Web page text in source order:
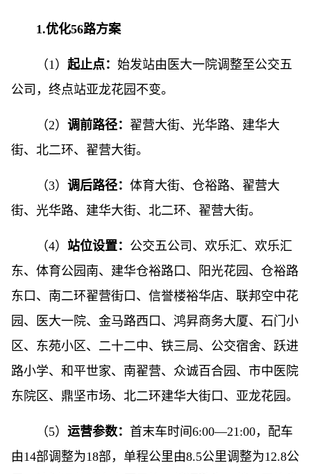
1.优化56路方案
（1） 起止点： 始发站由医大一院调整至公交五
公司，终点站亚龙花园不变。
（2） 调前路径： 翟营大街、光华路、建华大
街、北二环、翟营大街。
（3） 调后路径： 体育大街、仓裕路、翟营大
街、光华路、建华大街、北二环、翟营大街。
（4） 站位设置： 公交五公司、欢乐汇、欢乐汇
东、体育公园南、建华仓裕路口、阳光花园、仓裕路
东口、南二环翟营街口、信誉楼裕华店、联邦空中花
园、医大一院、金马路西口、鸿昇商务大厦、石门小
区、东苑小区、二十二中、铁三局、公交宿舍、跃进
路小学、和平世家、南翟营、众诚百合园、市中医院
东院区、鼎坚市场、北二环建华大街口、亚龙花园。
（5） 运营参数： 首末车时间6:00—21:00，配车
由14部调整为18部，单程公里由8.5公里调整为12.8公